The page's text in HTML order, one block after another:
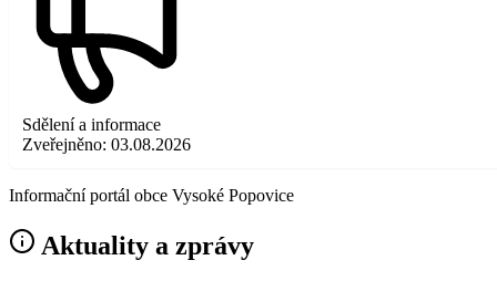
Sdělení a informace
Zveřejněno: 03.08.2026
Informační portál obce Vysoké Popovice
Aktuality a zprávy